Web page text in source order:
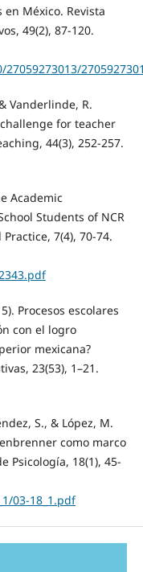
México. Revista
49(2), 87-120.
Vanderlinde, R.
for teacher
44(3), 252-257.
Academic
Students of NCR
7(4), 70-74.
Procesos escolares
con el logro
mexicana?
23(53), 1–21.
S., & López, M.
como marco
Psicología, 18(1), 45-
03-18_1.pdf